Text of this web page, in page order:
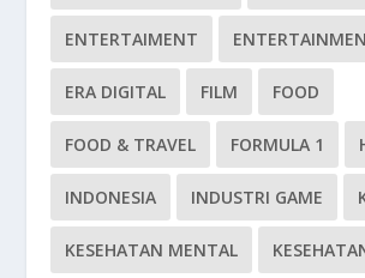
ENTERTAIMENT
ERA DIGITAL FILM FOOD
FOOD & TRAVEL FORMULA 1
INDONESIA INDUSTRI GAME
KESEHATAN MENTAL